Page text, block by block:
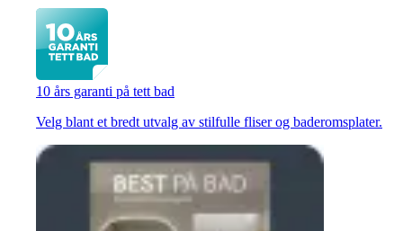
10 års garanti på tett bad
Velg blant et bredt utvalg av stilfulle fliser og baderomsplater.